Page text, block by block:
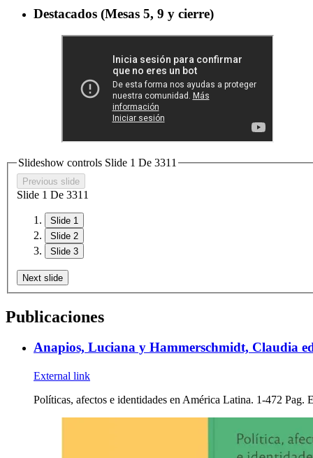
Destacados (Mesas 5, 9 y cierre)
Slideshow controls Slide 1 De 331 1
Previous slide
Slide 1 De 331 1
Slide 1
Slide 2
Slide 3
Next slide
Publicaciones
Anapios, Luciana y Hammerschmidt, Claudia
External link
Políticas, afectos e identidades en América Latina. 1-472